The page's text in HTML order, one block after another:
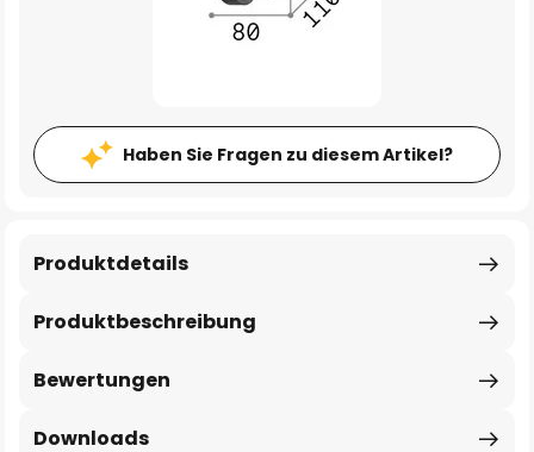
Haben Sie Fragen zu diesem Artikel?
Produktbeschreibung
Produktdetails
Bewertungen
Downloads